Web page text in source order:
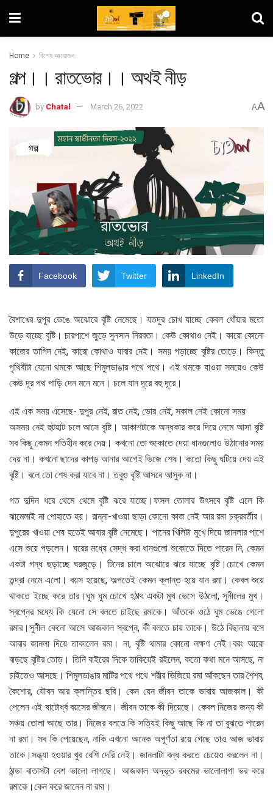
Home বিশেষ আয়োজন
গল্প।। রাতভোর।। অথই নীড়
by Chatal March 26, 2022 AA
Facebook Twitter LinkedIn
বৈশাখের দুপুর ভেঙে অঝোরে বৃষ্টি নেমেছে। যতদূর চোখ যাচ্ছে কেবল ধোঁয়ার মতো
উড়ে যাচ্ছে বৃষ্টি। চারপাশে জুড়ে সুনসান নিরবতা। কেউ কোথাও নেই। কারো কোনো
কাজের তাগিদ নেই, কারো কোথাও যাবার নেই। সময় গড়াচ্ছে বৃষ্টির তোড়ে। কিন্তু
পৃথিবীটা যেনো থমকে আছে শিমুলডাঙার পথে পথে। এই থমকে যাওয়া সময়েও কেউ
কেউ দূর পথ পাড়ি দেন মনে মনে। চলে যান দূরে বহু দূরে।
এই এক সময় এসেছে- দুপুর নেই, রাত নেই, ভোর নেই, সকাল নেই কোনো সময়
অসময় নেই হুটহাট চলে আসে বৃষ্টি। আকাশটাকে অন্ধকার করে দিয়ে নেমে আসা বৃষ্টি
সব কিছু কেমন গতিহীন করে দেয়। কখনো তো শুকোতে দেয়া ধানগুলোও উঠানোর সময়
দেয় না। কখনো ছাদের কাপড় আনার আগেই ভিজে শেষ। কতো কিছু ঘটিয়ে দেয় এই
বৃষ্টি। বলে তো শেষ করা যাবে না। তবুও বৃষ্টি আসবে আসুক না।
গত দুদিন ধরে থেমে থেমে বৃষ্টি ঝরে যাচ্ছে।ফসল তোলার উৎসবে বৃষ্টি এলে কি
ঝামেলাই না পোহাতে হয়। রান্না-খাওয়া ছাড়া কোনো কাজ নেই আর রমা চক্রবর্তীর।
দুপুরের খাওয়া শেষ হতেই আবার বৃষ্টি নেমেছে। পানের খিলিটা মুখে দিয়ে জানলার পাশে
এসে শুয়ে পড়লেন। ঘরের মধ্যে সেদ্ধ করা ধানগুলো শুকোতে দিতে পারেন নি, কেমন
একটা গন্ধ ছড়াচ্ছে ঘরজুড়ে। টিনের চালে অঝোরে ঝরে যাচ্ছে বৃষ্টি।চোখে কেমন
তন্দ্রা নেমে এলো। বয়স হয়েছে, অল্পতেই কেমন ক্লান্ত হয়ে যান রমা। কেবল শুয়ে
থাকতে ইচ্ছে করে তার।ঘুম ঘুম চোখে হঠাৎ একটা মুখ ভেসে উঠলো, সুনীলের মুখ।
স্বপ্নের মধ্যে কি যেনো সে বলতে চাইছে রমাকে। আঁতকে ওঠে ঘুম ভেঙে গেলো
রমার।সুনীল কেনো আসে আজকাল স্বপ্নে, কী বলতে চায় তাকে। উঠে বিছানায় বসে
আবার জানলা দিয়ে তাকালেন রমা। না, বৃষ্টি থামার কোনো লক্ষণ নেই।বরং আরো
বাড়ছে বৃষ্টির তোড়। তিনি বাইরের দিকে তাকিয়েই রইলেন, কতো কথা মনে আসছে, না
চাইতেও আসছে। শিমুলডাঙার মাটির পথে পথে শরীর ভিজিয়ে রমা আঁকছেন তার শৈশব,
কৈশোর, যৌবন আর ক্লান্তির ছবি। কেন যেন জীবন তাকে ভাবায় আজকাল। কী
পেলেন এই ষাটোর্ধ্ব বয়সের জীবনে। জীবন তাকে কী দিয়েছে। কেবল নিজের জন্য কী
সঞ্চয় তোলা আছে তার। নিজের বলতে কি সত্যিই কিছু আছে কি না তা বুঝতে পারেন
না রমা। সব কি পেয়েছেন, নাকি এখনো অনেক অপূর্ণতা রয়ে গেছে তাও আজ ভাবায়
তাকে।সন্ধ্যা হওয়ার খুব বেশি দেরি নেই। জানলাটা বন্ধ করতে চেয়েও করলেন না।
ঠান্ডা বাতাসটা বেশ ভালো লাগছে। আজকাল অদ্ভূত রকমের ভালোলাগা ভর করে
রমাকে।কেন করে জানেন না রমা।